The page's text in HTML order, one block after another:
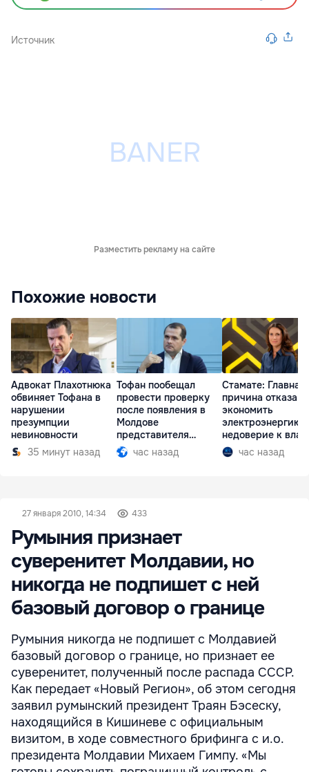
Источник
Разместить рекламу на сайте
Похожие новости
Адвокат Плахотнюка
обвиняет Тофана в
нарушении
презумпции
невиновности
35 минут назад
Тофан пообещал
провести проверку
после появления в
Молдове
представителя
Южной Осетии
час назад
Стамате: Главная
причина отказа
экономить
электроэнергию
недоверие к
час назад
27 января 2010, 14:34 433
Румыния признает
суверенитет Молдавии, но
никогда не подпишет с ней
базовый договор о границе
Румыния никогда не подпишет с Молдавией
базовый договор о границе, но признает ее
суверенитет, полученный после распада СССР.
Как передает «Новый Регион», об этом сегодня
заявил румынский президент Траян Бэсеску,
находящийся в Кишиневе с официальным
визитом, в ходе совместного брифинга с и.о.
президента Молдавии Михаем Гимпу. «Мы